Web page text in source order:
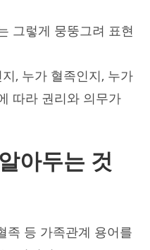
그렇게 뭉뚱그려 표현
, 누가 혈족인지, 누가
따라 권리와 의무가
아두는 것